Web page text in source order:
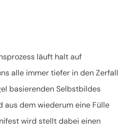
läuft halt auf
alle immer tiefer in den Zerfall
basierenden Selbstbildes
aus dem wiederum eine Fülle
wird stellt dabei einen